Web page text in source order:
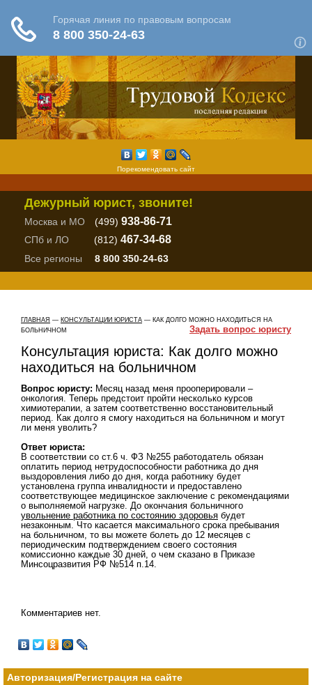
Порекомендовать сайт
Дежурный юрист, звоните!
Москва и МО (499) 938-86-71
СПб и ЛО (812) 467-34-68
Все регионы 8 800 350-24-63
ГЛАВНАЯ — КОНСУЛЬТАЦИИ ЮРИСТА — КАК ДОЛГО МОЖНО НАХОДИТЬСЯ НА
БОЛЬНИЧНОМ
Задать вопрос юристу
Консультация юриста: Как долго можно
находиться на больничном
Вопрос юристу: Месяц назад меня прооперировали –
онкология. Теперь предстоит пройти несколько курсов
химиотерапии, а затем соответственно восстановительный
период. Как долго я смогу находиться на больничном и могут
ли меня уволить?
Ответ юриста:
В соответствии со ст.6 ч. ФЗ №255 работодатель обязан
оплатить период нетрудоспособности работника до дня
выздоровления либо до дня, когда работнику будет
установлена группа инвалидности и предоставлено
соответствующее медицинское заключение с рекомендациями
о выполняемой нагрузке. До окончания больничного
увольнение работника по состоянию здоровья будет
незаконным. Что касается максимального срока пребывания
на больничном, то вы можете болеть до 12 месяцев с
периодическим подтверждением своего состояния
комиссионно каждые 30 дней, о чем сказано в Приказе
Минсоцразвития РФ №514 п.14.
Комментариев нет.
Авторизация/Регистрация на сайте